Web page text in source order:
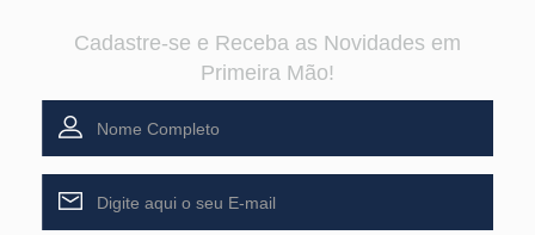
Cadastre-se e Receba as Novidades em
Primeira Mão!